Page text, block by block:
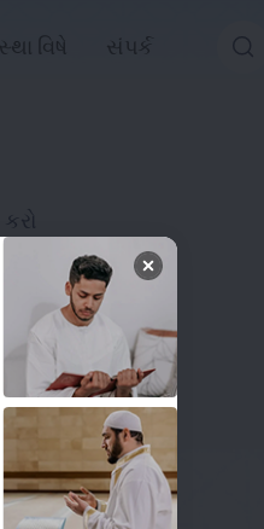
વિષે સંપર્ક
લિંક્સ